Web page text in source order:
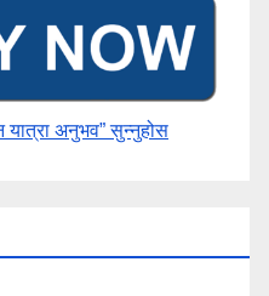
यात्रा अनुभव” ​सुन्नुहोस